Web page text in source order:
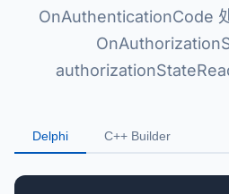
OnAuthenticationCode
Delphi C++ Builder